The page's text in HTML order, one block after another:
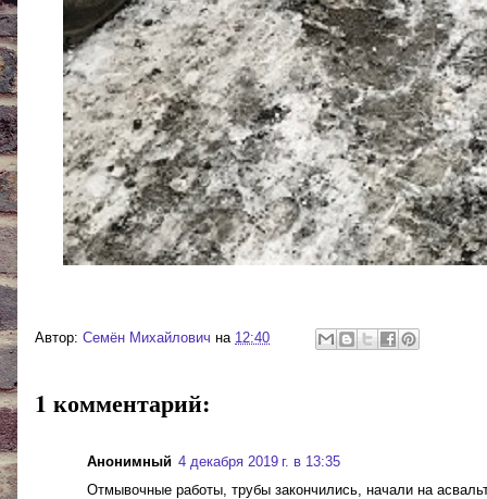
Автор: Cемён Михайлович на 12:40
1 комментарий:
Анонимный 4 декабря 2019 г. в 13:35
Отмывочные работы, трубы закончились, начали на